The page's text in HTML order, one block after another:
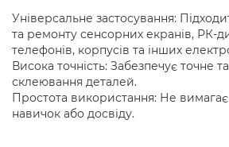
Універсальне застосування:
та ремонту сенсорних екранів, РК-
телефонів, корпусів та інших
Висока точність: Забезпечує точне
склеювання деталей.
Простота використання: Не
навичок або досвіду.